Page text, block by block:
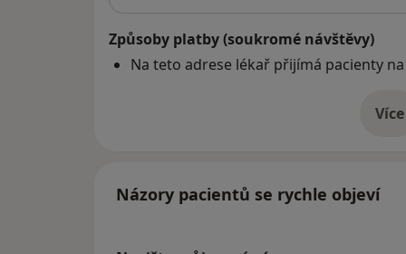
Způsoby platby (soukromé návštěvy)
Na teto adrese lékař přijímá pacienty
Více
o
Názory pacientů se rychle objeví